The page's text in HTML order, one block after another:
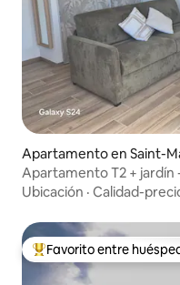
Apartamento en Saint-
Apartamento T2 + jardín
Ubicación · Calidad-
Favorito entre
Favorito entre